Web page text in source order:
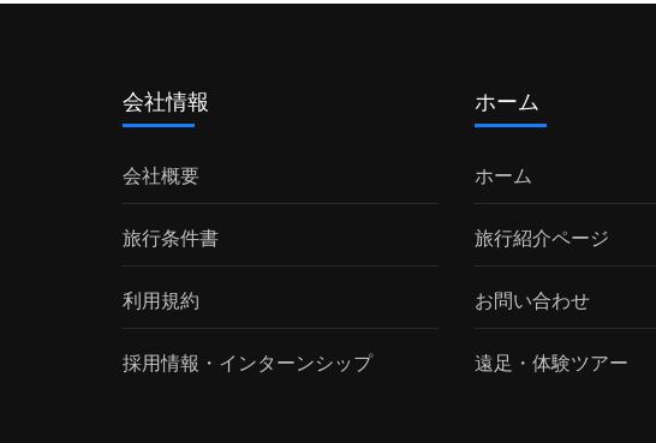
会社情報
会社概要
旅行条件書
利用規約
採用情報・インターンシップ
ホーム
ホーム
旅行紹介ページ
お問い合わせ
遠足・体験ツアー